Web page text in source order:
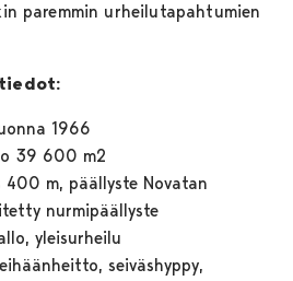
paremmin urheilutapahtumien
1966
39 600 m2
m, päällyste Novatan
nurmipäällyste
yleisurheilu
seiväshyppy,